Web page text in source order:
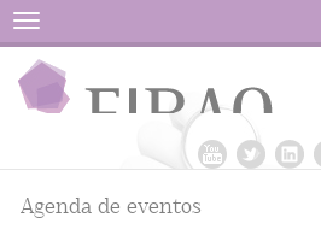
Menu
Agenda de eventos